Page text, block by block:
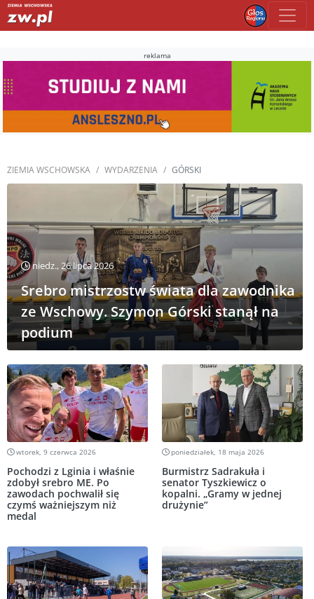
reklama
ZIEMIA WSCHOWSKA WYDARZENIA GÓRSKI
niedz., 26 lipca 2026
Srebro mistrzostw świata dla zawodnika
ze Wschowy. Szymon Górski stanął na
podium
wtorek, 9 czerwca 2026
Pochodzi z Lginia i właśnie
zdobył srebro ME. Po
zawodach pochwalił się
czymś ważniejszym niż
medal
poniedziałek, 18 maja 2026
Burmistrz Sadrakuła i
senator Tyszkiewicz o
kopalni. „Gramy w jednej
drużynie”